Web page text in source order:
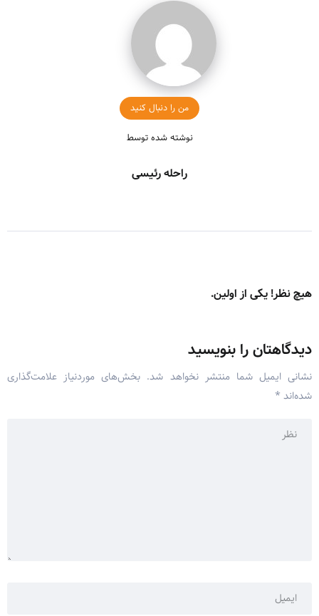
من را دنبال کنید
نوشته شده توسط
راحله رئیسی
هیچ نظر! یکی از اولین.
دیدگاهتان را بنویسید
نشانی ایمیل شما منتشر نخواهد شد. بخش‌های موردنیاز علامت‌گذاری
شده‌اند *